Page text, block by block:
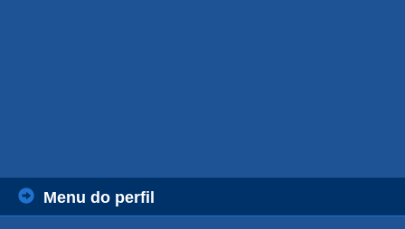
Menu do perfil